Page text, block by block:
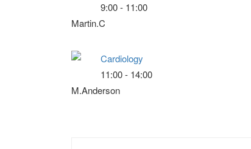
9:00- 11:00
Martin.C
Cardiology
11:00- 14:00
M.Anderson